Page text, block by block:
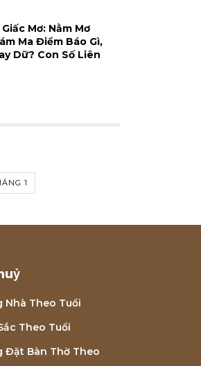
Giấc Mơ: Nằm Mơ
Ma Điềm Báo Gì,
Dữ? Con Số Liên
1
Nhà Theo Tuổi
Theo Tuổi
Đặt Bàn Thờ Theo